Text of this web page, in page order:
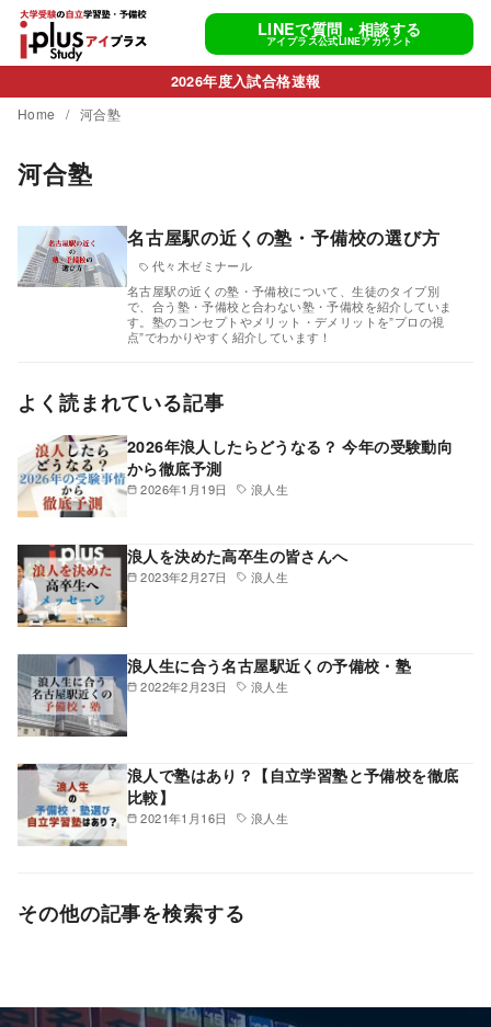
テ
ン
LINEで質問・相談する
アイプラス公式LINEアカウント
2026年度入試合格速報
Home 河合塾
河合塾
名古屋駅の近くの塾・予備校の選び方
代々木ゼミナール
名古屋駅の近くの塾・予備校について、生徒のタイプ別
で、合う塾・予備校と合わない塾・予備校を紹介していま
す。塾のコンセプトやメリット・デメリットを”プロの視
点”でわかりやすく紹介しています！
よく読まれている記事
2026年1月19日 浪人生
2026年浪人したらどうなる？ 今年の受験動向
から徹底予測
2023年2月27日 浪人生
浪人を決めた高卒生の皆さんへ
2022年2月23日 浪人生
浪人生に合う名古屋駅近くの予備校・塾
2021年1月16日 浪人生
浪人で塾はあり？【自立学習塾と予備校を徹底
比較】
その他の記事を検索する